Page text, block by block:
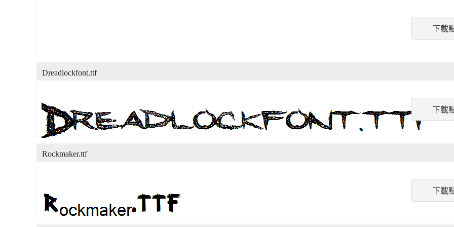
下載
下載
Dreadlockfont.ttf
下載
Rockmaker.ttf